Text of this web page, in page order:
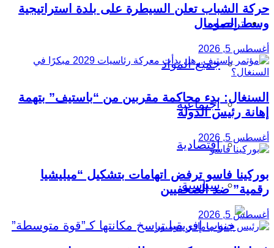
ترجمات
جميع المواد
اجتماعية
اقتصادية
سياسية
حركة الشباب تعلن السيطرة على بلدة استراتيجية
وسط الصومال
أغسطس 5, 2026
السنغال: بدء محاكمة مقربين من “باستيف” بتهمة
إهانة رئيس الدولة
أغسطس 5, 2026
بوركينا فاسو ترفض اتهامات بتشكيل “ميليشيا
رقمية” ضد الصحفيين
أغسطس 5, 2026